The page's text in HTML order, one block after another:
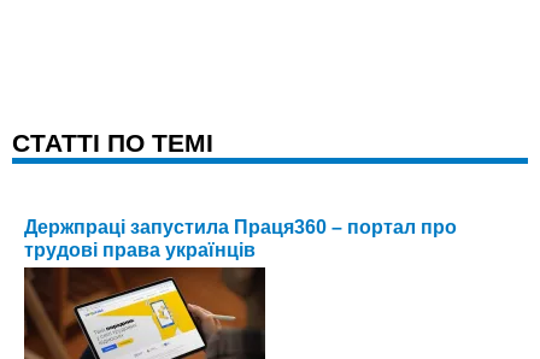
CТАТТІ ПО ТЕМІ
Держпраці запустила Праця360 – портал про
трудові права українців